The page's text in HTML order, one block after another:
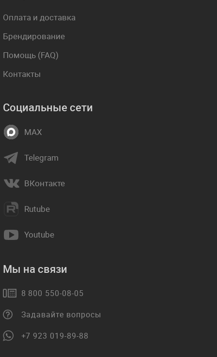
Оплата и доставка
Брендирование
Помощь (FAQ)
Контакты
Социальные сети
MAX
Telegram
ВКонтакте
Rutube
Youtube
Мы на связи
8 800 550-08-05
Задавайте вопросы
+7 923 019-89-88